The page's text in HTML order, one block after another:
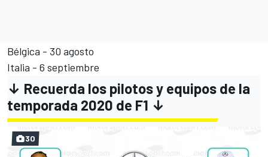
Bélgica - 30 agosto
Italia - 6 septiembre
↓ Recuerda los pilotos y equipos de la
temporada 2020 de F1 ↓
30